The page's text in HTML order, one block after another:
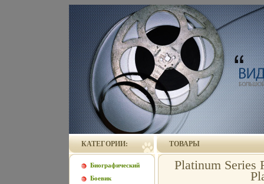
КАТЕГОРИИ:
Биографический
Боевик
ТОВАРЫ
Platinum Series